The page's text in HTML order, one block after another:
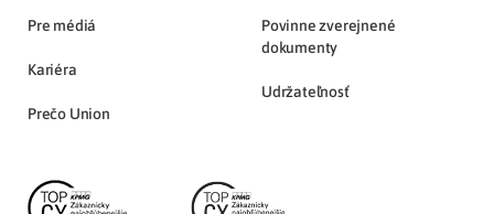
Pre médiá
Kariéra
Prečo Union
Povinne zverejnené
dokumenty
Udržateľnosť